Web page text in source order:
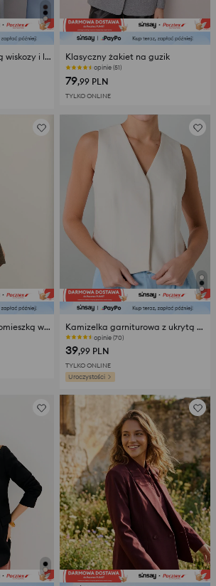
Kamizelka z domieszką wiskozy i lnu Klasyczny żakiet na guzik
opinie (51)
79,99 PLN
TYLKO ONLINE
Kamizelka w kratę z domieszką wiskozy Kamizelka garniturowa z ukrytą plisą
opinie (70)
39,99 PLN
TYLKO ONLINE
Uroczystości